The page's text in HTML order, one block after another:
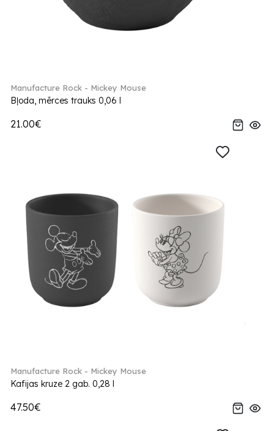
Manufacture Rock - Mickey Mouse
Bļoda, mērces trauks 0,06 l
21.00€
Manufacture Rock - Mickey Mouse
Kafijas kruze 2 gab. 0,28 l
47.50€